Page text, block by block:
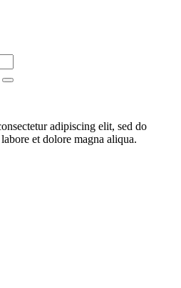
adipiscing elit, sed do
et dolore magna aliqua.